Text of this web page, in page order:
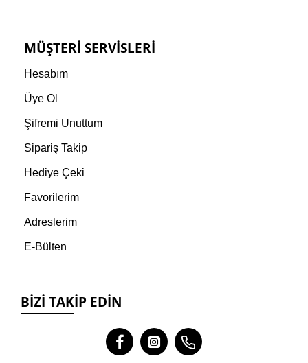
MÜŞTERI SERVISLERI
Hesabım
Üye Ol
Şifremi Unuttum
Sipariş Takip
Hediye Çeki
Favorilerim
Adreslerim
E-Bülten
BIZI TAKIP EDIN